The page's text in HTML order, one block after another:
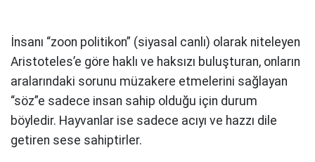
İnsanı “zoon politikon” (siyasal canlı) olarak niteleyen
Aristoteles’e göre haklı ve haksızı buluşturan, onların
aralarındaki sorunu müzakere etmelerini sağlayan
“söz”e sadece insan sahip olduğu için durum
böyledir. Hayvanlar ise sadece acıyı ve hazzı dile
getiren sese sahiptirler.